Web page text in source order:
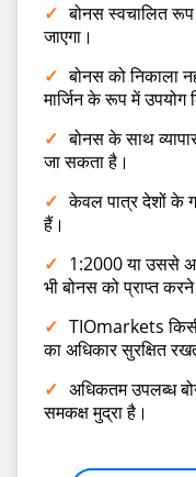
✓ बोनस स्वचालित
जाएगा।
✓ बोनस को निकाला
मार्जिन के रूप में उपयोग
✓ बोनस के साथ
जा सकता है।
✓ केवल पात्र देशों के
हैं।
✓ 1:2000 या उससे
भी बोनस को प्राप्त
✓ TIOmarkets
का अधिकार सुरक्षित
✓ अधिकतम उपलब्ध
समकक्ष मुद्रा है।